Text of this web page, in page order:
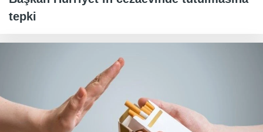
tepki